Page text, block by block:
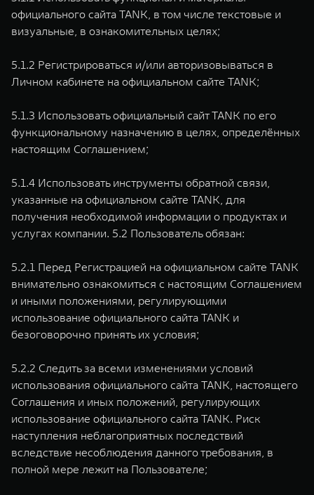
официального сайта TANK, в том числе текстовые и
визуальные, в ознакомительных целях;
5.1.2 Регистрироваться и/или авторизовываться в
Личном кабинете на официальном сайте TANK;
5.1.3 Использовать официальный сайт TANK по его
функциональному назначению в целях, определённых
настоящим Соглашением;
5.1.4 Использовать инструменты обратной связи,
указанные на официальном сайте TANK, для
получения необходимой информации о продуктах и
услугах компании. 5.2 Пользователь обязан:
5.2.1 Перед Регистрацией на официальном сайте TANK
внимательно ознакомиться с настоящим Соглашением
и иными положениями, регулирующими
использование официального сайта TANK и
безоговорочно принять их условия;
5.2.2 Следить за всеми изменениями условий
использования официального сайта TANK, настоящего
Соглашения и иных положений, регулирующих
использование официального сайта TANK. Риск
наступления неблагоприятных последствий
вследствие несоблюдения данного требования, в
полной мере лежит на Пользователе;